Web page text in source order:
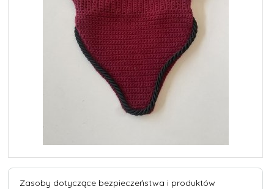
Zasoby dotyczące bezpieczeństwa i produktów